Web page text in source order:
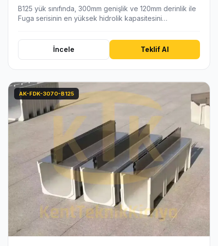
B125 yük sınıfında, 300mm genişlik ve 120mm derinlik ile
Fuga serisinin en yüksek hidrolik kapasitesini…
İncele Teklif Al
AK-FDK-3070-B125